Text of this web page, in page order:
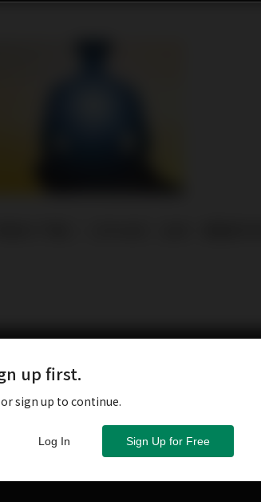
up first.
sign up to continue.
Sign Up for Free
Log In